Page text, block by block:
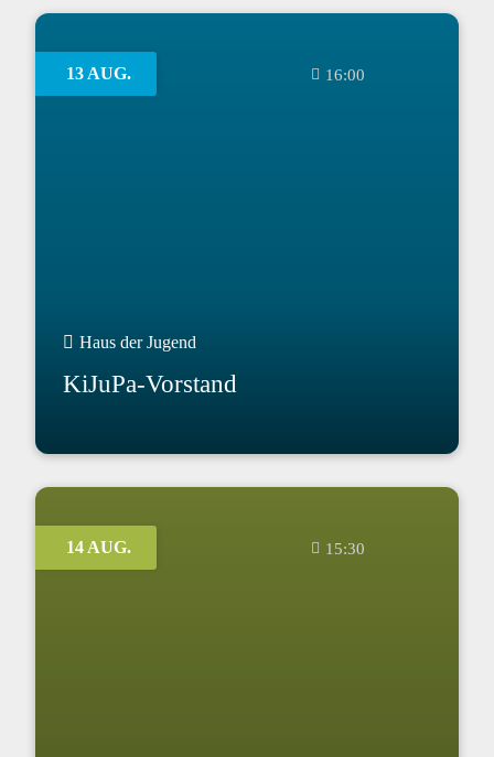
13 AUG. 16:00
Haus der Jugend
KiJuPa-Vorstand
14 AUG. 15:30